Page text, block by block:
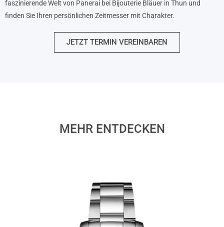
faszinierende Welt von Panerai bei Bijouterie Bläuer in Thun und
finden Sie Ihren persönlichen Zeitmesser mit Charakter.
JETZT TERMIN VEREINBAREN
MEHR ENTDECKEN